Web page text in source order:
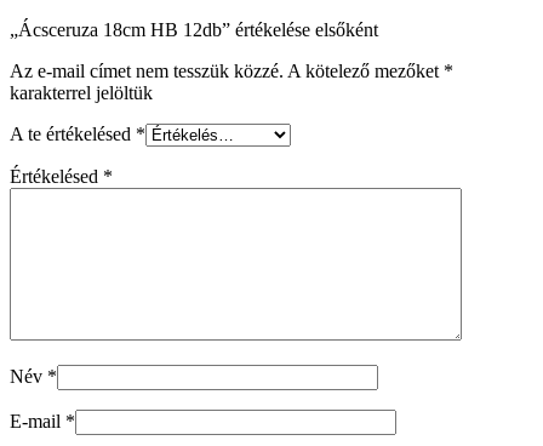
„Ácsceruza 18cm HB 12db” értékelése elsőként
Az e-mail címet nem tesszük közzé. A kötelező mezőket *
karakterrel jelöltük
A te értékelésed *
Értékelésed *
Név *
E-mail *